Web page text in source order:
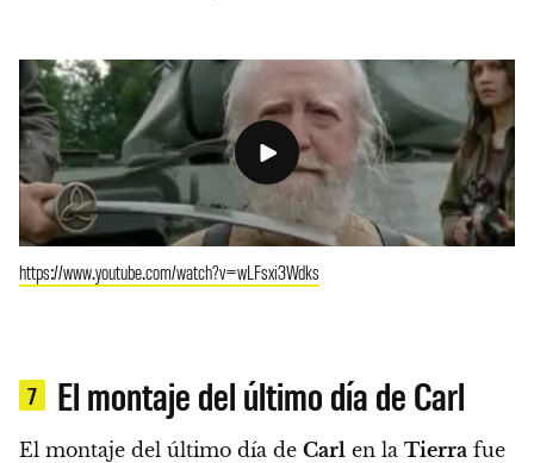
https://www.youtube.com/watch?v=wLFsxi3Wdks
7 El montaje del último día de Carl
El montaje del último día de Carl en la Tierra fue